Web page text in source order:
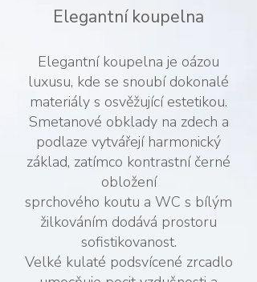
Elegantní koupelna
Elegantní koupelna je oázou
luxusu, kde se snoubí dokonalé
materiály s osvěžující estetikou.
Smetanové obklady na zdech a
podlaze vytvářejí harmonický
základ, zatímco kontrastní černé
obložení
sprchového koutu a WC s bílým
žilkováním dodává prostoru
sofistikovanost.
Velké kulaté podsvícené zrcadlo